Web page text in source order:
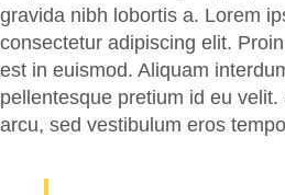
gravida nibh lobortis a. Lorem
consectetur adipiscing elit.
est in euismod. Aliquam
pellentesque pretium id eu
arcu, sed vestibulum eros